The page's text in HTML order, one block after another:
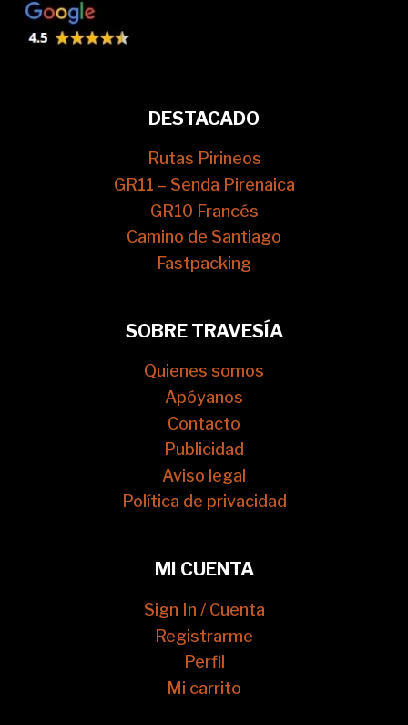
DESTACADO
Rutas Pirineos
GR11 – Senda Pirenaica
GR10 Francés
Camino de Santiago
Fastpacking
SOBRE TRAVESÍA
Quienes somos
Apóyanos
Contacto
Publicidad
Aviso legal
Política de privacidad
MI CUENTA
Sign In / Cuenta
Registrarme
Perfil
Mi carrito